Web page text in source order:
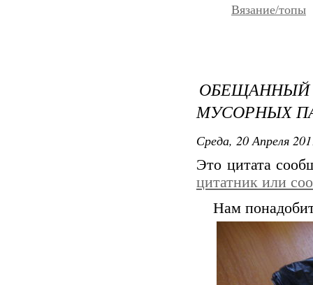
Вязание/топы
МУСОРНЫХ
Среда, 20 Апреля
Это цитата
цитатник или
Нам